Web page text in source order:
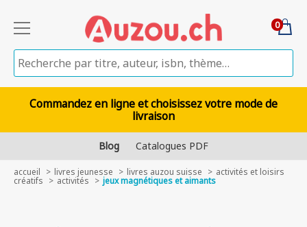
0
Commandez en ligne et choisissez votre mode de
livraison
Blog Catalogues PDF
accueil livres jeunesse livres auzou suisse activités et loisirs
créatifs activités jeux magnétiques et aimants